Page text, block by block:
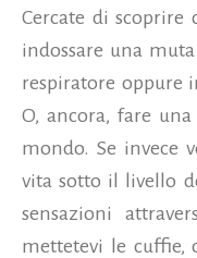
Cercate di scoprire
indossare una
respiratore oppure
O, ancora, fare
mondo. Se invece
vita sotto il livello
sensazioni
mettetevi le cuffie,